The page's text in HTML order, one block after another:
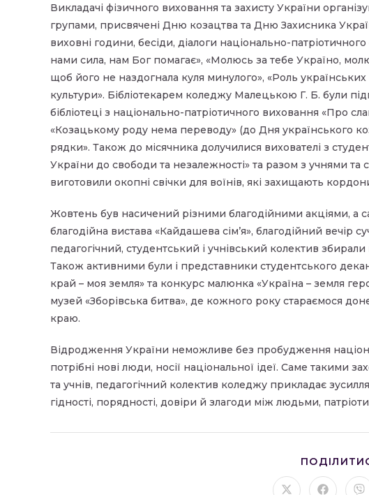
Викладачі фізичного виховання та захисту України
групами, присвячені Дню козацтва та Дню Захисника
виховні години, бесіди, діалоги національно-
нами сила, нам Бог помагає», «Молюсь за тебе Україно,
щоб його не наздогнала куля минулого», «Роль українських
культури». Бібліотекарем коледжу Малецькою Г. Б. були
бібліотеці з національно-патріотичного виховання «Про
«Козацькому роду нема переводу» (до Дня українського
рядки». Також до місячника долучилися вихователі з
України до свободи та незалежності» та разом з учнями
виготовили окопні свічки для воїнів, які захищають
Жовтень був насичений різними благодійними акціями, а
благодійна вистава «Кайдашева сім’я», благодійний вечір
педагогічний, студентський і учнівський колектив
Також активними були і представники студентського
край – моя земля» та конкурс малюнка «Україна – земля
музей «Зборівська битва», де кожного року стараємося
краю.
Відродження України неможливе без пробудження
потрібні нові люди, носії національної ідеї. Саме такими
та учнів, педагогічний колектив коледжу прикладає
гідності, порядності, довіри й злагоди між людьми,